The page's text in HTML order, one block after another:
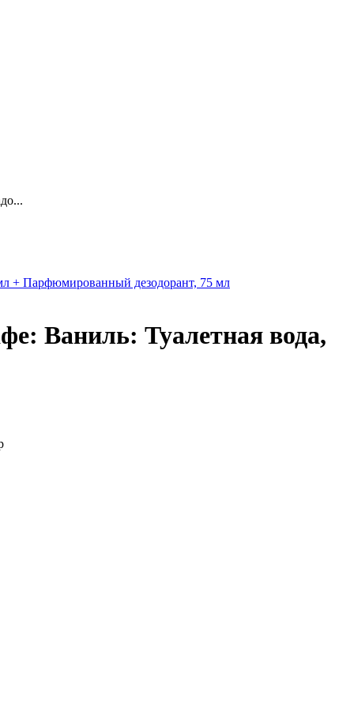
+ Парфюмированный дезодорант, 75 мл
Ваниль: Туалетная вода,